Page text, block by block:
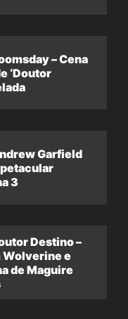
– Cena
‘Doutor
Garfield
3
Destino –
Wolverine e
de Maguire